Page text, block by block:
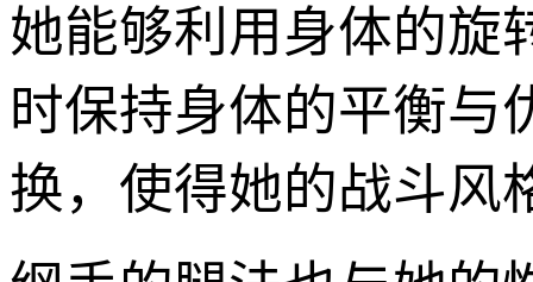
她能够利用身体的旋
时保持身体的平衡与
换，使得她的战斗风